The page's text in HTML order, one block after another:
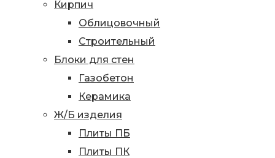
Кирпич
Облицовочный
Строительный
Блоки для стен
Газобетон
Керамика
Ж/Б изделия
Плиты ПБ
Плиты ПК